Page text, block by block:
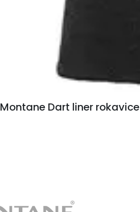
Montane Dart liner rokavice